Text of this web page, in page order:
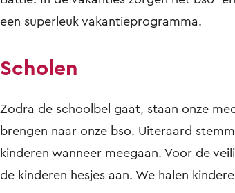
een superleuk vakantieprogramma.
Scholen
Zodra de schoolbel gaat, staan onze
brengen naar onze bso. Uiteraard
kinderen wanneer meegaan. Voor de
de kinderen hesjes aan. We halen